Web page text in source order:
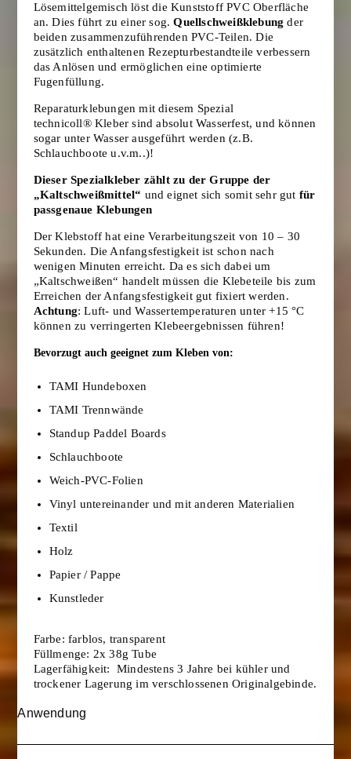
Lösemittelgemisch löst die Kunststoff PVC Oberfläche
an. Dies führt zu einer sog.Quellschweißklebungder
beiden zusammenzuführenden PVC-Teilen. Die
zusätzlich enthaltenen Rezepturbestandteile verbessern
das Anlösen und ermöglichen eine optimierte
Fugenfüllung.
Reparaturklebungen mit diesem Spezial
technicoll® Kleber sind absolut Wasserfest, und können
sogar unter Wasser ausgeführt werden (z.B.
Schlauchboote u.v.m..)!
Dieser Spezialkleber zählt zu der Gruppe der
„Kaltschweißmittel“ und eignet sich somit sehr gut für
passgenaue Klebungen
Der Klebstoff hat eine Verarbeitungszeit von 10 – 30
Sekunden. Die Anfangsfestigkeit ist schon nach
wenigen Minuten erreicht. Da es sich dabei um
„Kaltschweißen“ handelt müssen die Klebeteile bis zum
Erreichen der Anfangsfestigkeit gut fixiert werden.
Achtung: Luft- und Wassertemperaturen unter +15 °C
können zu verringerten Klebeergebnissen führen!
Bevorzugt auch geeignet zum Kleben von:
TAMI Hundeboxen
TAMI Trennwände
Standup Paddel Boards
Schlauchboote
Weich-PVC-Folien
Vinyl untereinander und mit anderen Materialien
Textil
Holz
Papier / Pappe
Kunstleder
Farbe: farblos, transparent
Füllmenge: 2x 38g Tube
Lagerfähigkeit: Mindestens 3 Jahre bei kühler und
trockener Lagerung im verschlossenen Originalgebinde.
Anwendung